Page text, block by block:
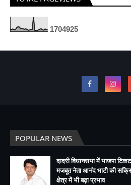
1704925
POPULAR NEWS
दादरी विधानसभा में भाजपा
मजबूत नेता आनंद भाटी की
क्षेत्र में भी बढ़ा प्रभाव